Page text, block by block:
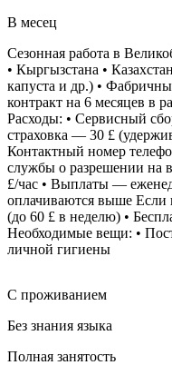
В месец
Сезонная работа в
• Кыргызстана •
капуста и др.) •
контракт на 6 месяцев в
Расходы: • Сервисный
страховка — 30 £
Контактный номер
службы о разрешении на
£/час • Выплаты —
оплачиваются выше Если
(до 60 £ в неделю) •
Необходимые вещи: •
личной гигиены
С проживанием
Без знания языка
Полная занятость